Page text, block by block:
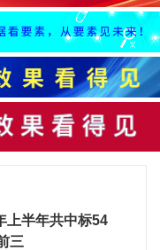
上半年共中标54
三